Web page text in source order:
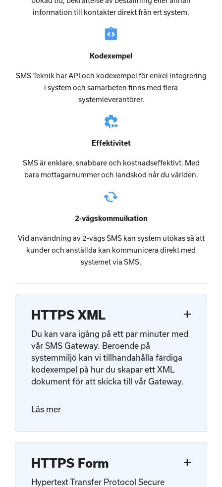
information till kontakter direkt från ert system.
integration_instructions
Kodexempel
SMS Teknik har API och kodexempel för enkel integrering
i system och samarbeten finns med flera
systemleverantörer.
settings_timelapse
Effektivitet
SMS är enklare, snabbare och kostnadseffektivt. Med
bara mottagarnummer och landskod når du världen.
cached
2-vägskommuikation
Vid användning av 2-vägs SMS kan system utökas så att
kunder och anställda kan kommunicera direkt med
systemet via SMS.
add
HTTPS XML
Du kan vara igång på ett par minuter med
vår SMS Gateway. Beroende på
systemmiljö kan vi tillhandahålla färdiga
kodexempel på hur du skapar ett XML
dokument för att skicka till vår Gateway.
Läs mer
add
HTTPS Form
Hypertext Transfer Protocol Secure